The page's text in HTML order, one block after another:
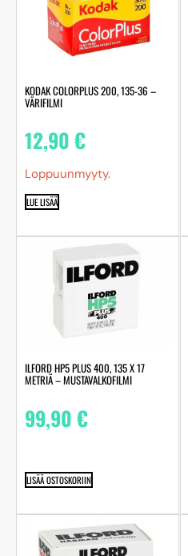
KODAK COLORPLUS 200, 135-36 –
VÄRIFILMI
12,90€
Loppuunmyyty.
LUE LISÄÄ
ILFORD HP5 PLUS 400, 135 X 17
METRIÄ – MUSTAVALKOFILMI
99,90€
LISÄÄ OSTOSKORIIN